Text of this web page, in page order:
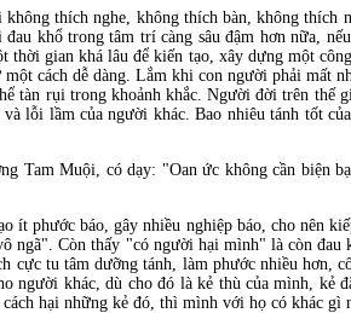
thích nghe, không thích bàn, không
khổ trong tâm trí càng sâu đậm hơn nữa,
thời gian khá lâu để kiến tạo, xây dựng một
cách dễ dàng. Lắm khi con người phải mất
tàn rụi trong khoảnh khắc. Người đời trên
lỗi lầm của người khác. Bao nhiêu tánh tốt
Tam Muội, có dạy: "Oan ức không cần biện
ít phước báo, gây nhiều nghiệp báo, cho nên
ngã". Còn thấy "có người hại mình" là còn đau
cực tu tâm dưỡng tánh, làm phước nhiều hơn,
người khác, dù cho đó là kẻ thù của mình, kẻ
hại những kẻ đó, thì mình với họ có khác gì